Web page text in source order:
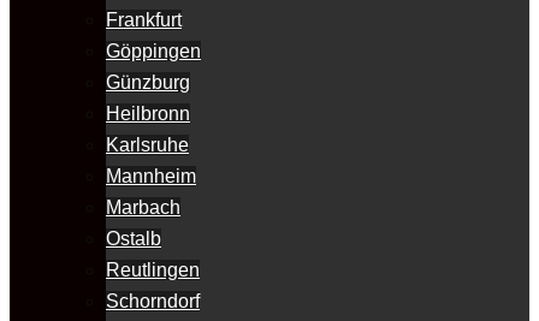
Frankfurt
Göppingen
Günzburg
Heilbronn
Karlsruhe
Mannheim
Marbach
Ostalb
Reutlingen
Schorndorf